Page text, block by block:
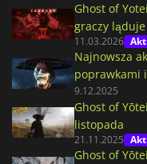
Ghost of
graczy ląduje
11.03.2026
Najnowsza
poprawkami
9.12.2025
Ghost of
listopada
21.11.2025
Ghost of